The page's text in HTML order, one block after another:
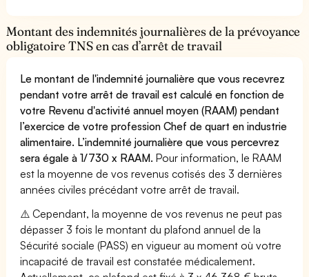
Montant des indemnités journalières de la prévoyance
obligatoire TNS en cas d’arrêt de travail
Le montant de l'indemnité journalière que vous recevrez
pendant votre arrêt de travail est calculé en fonction de
votre Revenu d'activité annuel moyen (RAAM) pendant
l’exercice de votre profession Chef de quart en industrie
alimentaire. L’indemnité journalière que vous percevrez
sera égale à 1/730 x RAAM. Pour information, le RAAM
est la moyenne de vos revenus cotisés des 3 dernières
années civiles précédant votre arrêt de travail.
⚠️ Cependant, la moyenne de vos revenus ne peut pas
dépasser 3 fois le montant du plafond annuel de la
Sécurité sociale (PASS) en vigueur au moment où votre
incapacité de travail est constatée médicalement.